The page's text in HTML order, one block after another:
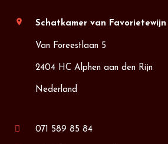
location_on Schatkamer van Favorietewijn
Van Foreestlaan 5
2404 HC Alphen aan den Rijn
Nederland
071 589 85 84